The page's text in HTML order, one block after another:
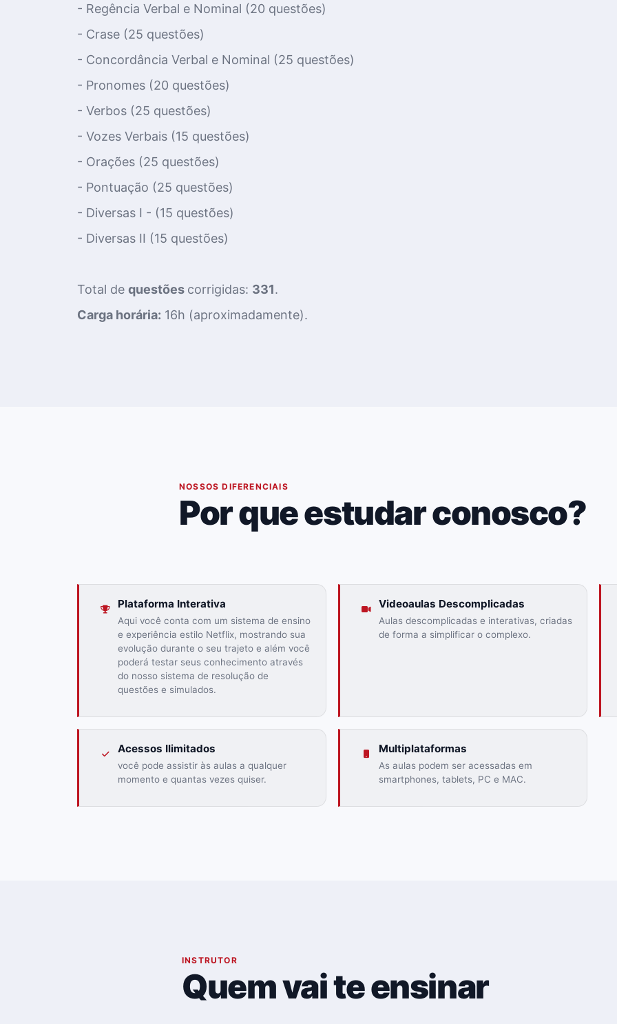
- Regência Verbal e Nominal (20 questões)
- Crase (25 questões)
- Concordância Verbal e Nominal (25 questões)
- Pronomes (20 questões)
- Verbos (25 questões)
- Vozes Verbais (15 questões)
- Orações (25 questões)
- Pontuação (25 questões)
- Diversas I - (15 questões)
- Diversas II (15 questões)
Total de questões corrigidas: 331.
Carga horária: 16h (aproximadamente).
NOSSOS DIFERENCIAIS
Por que estudar conosco?
Plataforma Interativa
Aqui você conta com um sistema de ensino
e experiência estilo Netflix, mostrando sua
evolução durante o seu trajeto e além você
poderá testar seus conhecimento através
do nosso sistema de resolução de
questões e simulados.
Videoaulas Descomplicadas
Aulas descomplicadas e interativas, criadas
de forma a simplificar o complexo.
Acessos Ilimitados
você pode assistir às aulas a qualquer
momento e quantas vezes quiser.
Multiplataformas
As aulas podem ser acessadas em
smartphones, tablets, PC e MAC.
INSTRUTOR
Quem vai te ensinar